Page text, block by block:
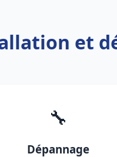
et
🔧
Dépannage